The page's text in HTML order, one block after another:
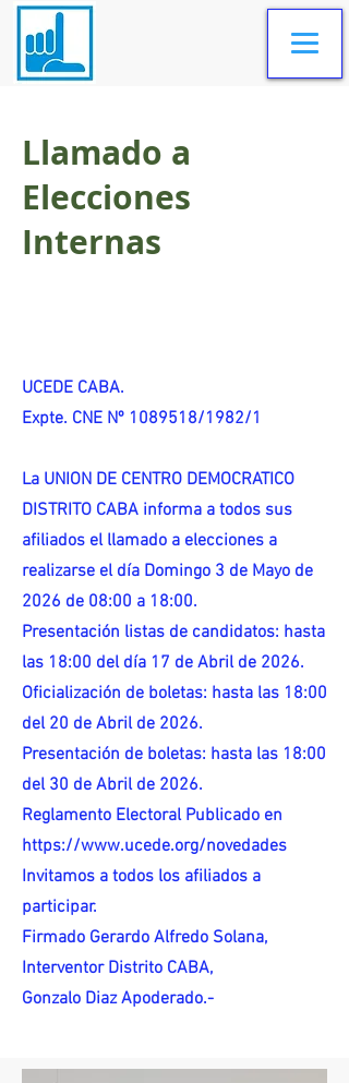
Llamado a
Elecciones
Internas
UCEDE CABA.
Expte. CNE Nº 1089518/1982/1
La UNION DE CENTRO DEMOCRATICO
DISTRITO CABA informa a todos sus
afiliados el llamado a elecciones a
realizarse el día Domingo 3 de Mayo de
2026 de 08:00 a 18:00.
Presentación listas de candidatos: hasta
las 18:00 del día 17 de Abril de 2026.
Oficialización de boletas: hasta las 18:00
del 20 de Abril de 2026.
Presentación de boletas: hasta las 18:00
del 30 de Abril de 2026.
Reglamento Electoral Publicado en
https://www.ucede.org/novedades
Invitamos a todos los afiliados a
participar.
Firmado Gerardo Alfredo Solana,
Interventor Distrito CABA,
Gonzalo Diaz Apoderado.-